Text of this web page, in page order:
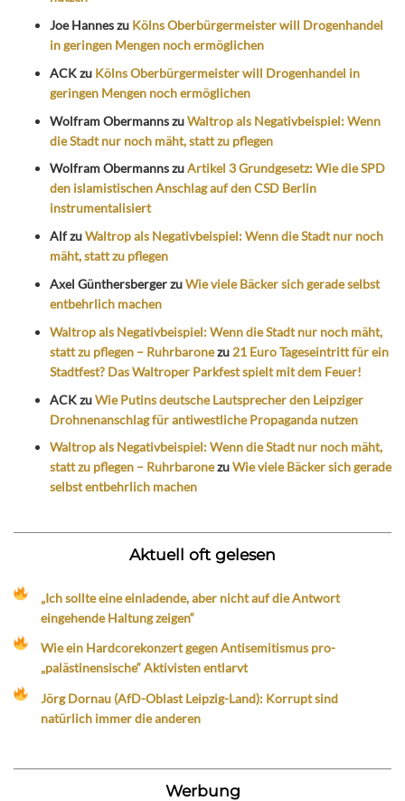
Joe Hanneszu Kölns Oberbürgermeister will Drogenhandel
in geringen Mengen noch ermöglichen
ACKzu Kölns Oberbürgermeister will Drogenhandel in
geringen Mengen noch ermöglichen
Wolfram ObermannszuWaltrop als Negativbeispiel: Wenn
die Stadt nur noch mäht, statt zu pflegen
Wolfram ObermannszuArtikel 3 Grundgesetz: Wie die SPD
den islamistischen Anschlag auf den CSD Berlin
instrumentalisiert
AlfzuWaltrop als Negativbeispiel: Wenn die Stadt nur noch
mäht, statt zu pflegen
Axel GünthersbergerzuWie viele Bäcker sich gerade selbst
entbehrlich machen
Waltrop als Negativbeispiel: Wenn die Stadt nur noch mäht,
statt zu pflegen – Ruhrbaronezu 21 Euro Tageseintritt für ein
Stadtfest? Das Waltroper Parkfest spielt mit dem Feuer!
ACKzuWie Putins deutsche Lautsprecher den Leipziger
Drohnenanschlag für antiwestliche Propaganda nutzen
Waltrop als Negativbeispiel: Wenn die Stadt nur noch mäht,
statt zu pflegen – RuhrbaronezuWie viele Bäcker sich gerade
selbst entbehrlich machen
Aktuell oft gelesen
„Ich sollte eine einladende, aber nicht auf die Antwort
eingehende Haltung zeigen“
Wie ein Hardcorekonzert gegen Antisemitismus pro-
„palästinensische“ Aktivisten entlarvt
Jörg Dornau (AfD-Oblast Leipzig-Land): Korrupt sind
natürlich immer die anderen
Werbung